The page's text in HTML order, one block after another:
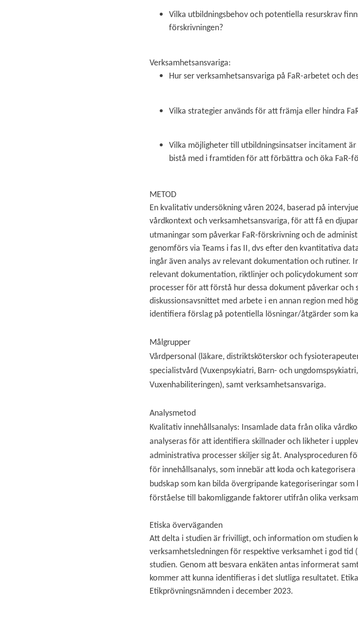
Vilka utbildningsbehov och potentiella resurskrav
förskrivningen?
Verksamhetsansvariga:
Hur ser verksamhetsansvariga på FaR-arbetet och
Vilka strategier används för att främja eller hindra
Vilka möjligheter till utbildningsinsatser incitament
bistå med i framtiden för att förbättra och öka FaR-
METOD
En kvalitativ undersökning våren 2024, baserad på
vårdkontext och verksamhetsansvariga, för att få en
utmaningar som påverkar FaR-förskrivning och de
genomförs via Teams i fas II, dvs efter den kvantitativa
ingår även analys av relevant dokumentation och rutiner.
relevant dokumentation, riktlinjer och policydokument
processer för att förstå hur dessa dokument påverkar och
diskussionsavsnittet med arbete i en annan region med
identifiera förslag på potentiella lösningar/åtgärder som
Målgrupper
Vårdpersonal (läkare, distriktsköterskor och
specialistvård (Vuxenpsykiatri, Barn- och
Vuxenhabiliteringen), samt verksamhetsansvariga.
Analysmetod
Kvalitativ innehållsanalys: Insamlade data från olika
analyseras för att identifiera skillnader och likheter i
administrativa processer skiljer sig åt. Analysproceduren
för innehållsanalys, som innebär att koda och
budskap som kan bilda övergripande kategoriseringar
förståelse till bakomliggande faktorer utifrån olika
Etiska överväganden
Att delta i studien är frivilligt, och information om studien
verksamhetsledningen för respektive verksamhet i god tid
studien. Genom att besvara enkäten antas informerat
kommer att kunna identifieras i det slutliga resultatet.
Etikprövningsnämnden i december 2023.